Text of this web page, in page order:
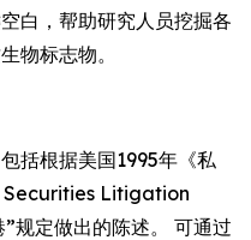
白，帮助研究人员挖掘各
物标志物。
括根据美国1995年《私
Securities Litigation
规定做出的陈述。 可通过